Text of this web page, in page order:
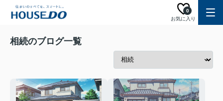
お気に入り
0
相続のブログ一覧